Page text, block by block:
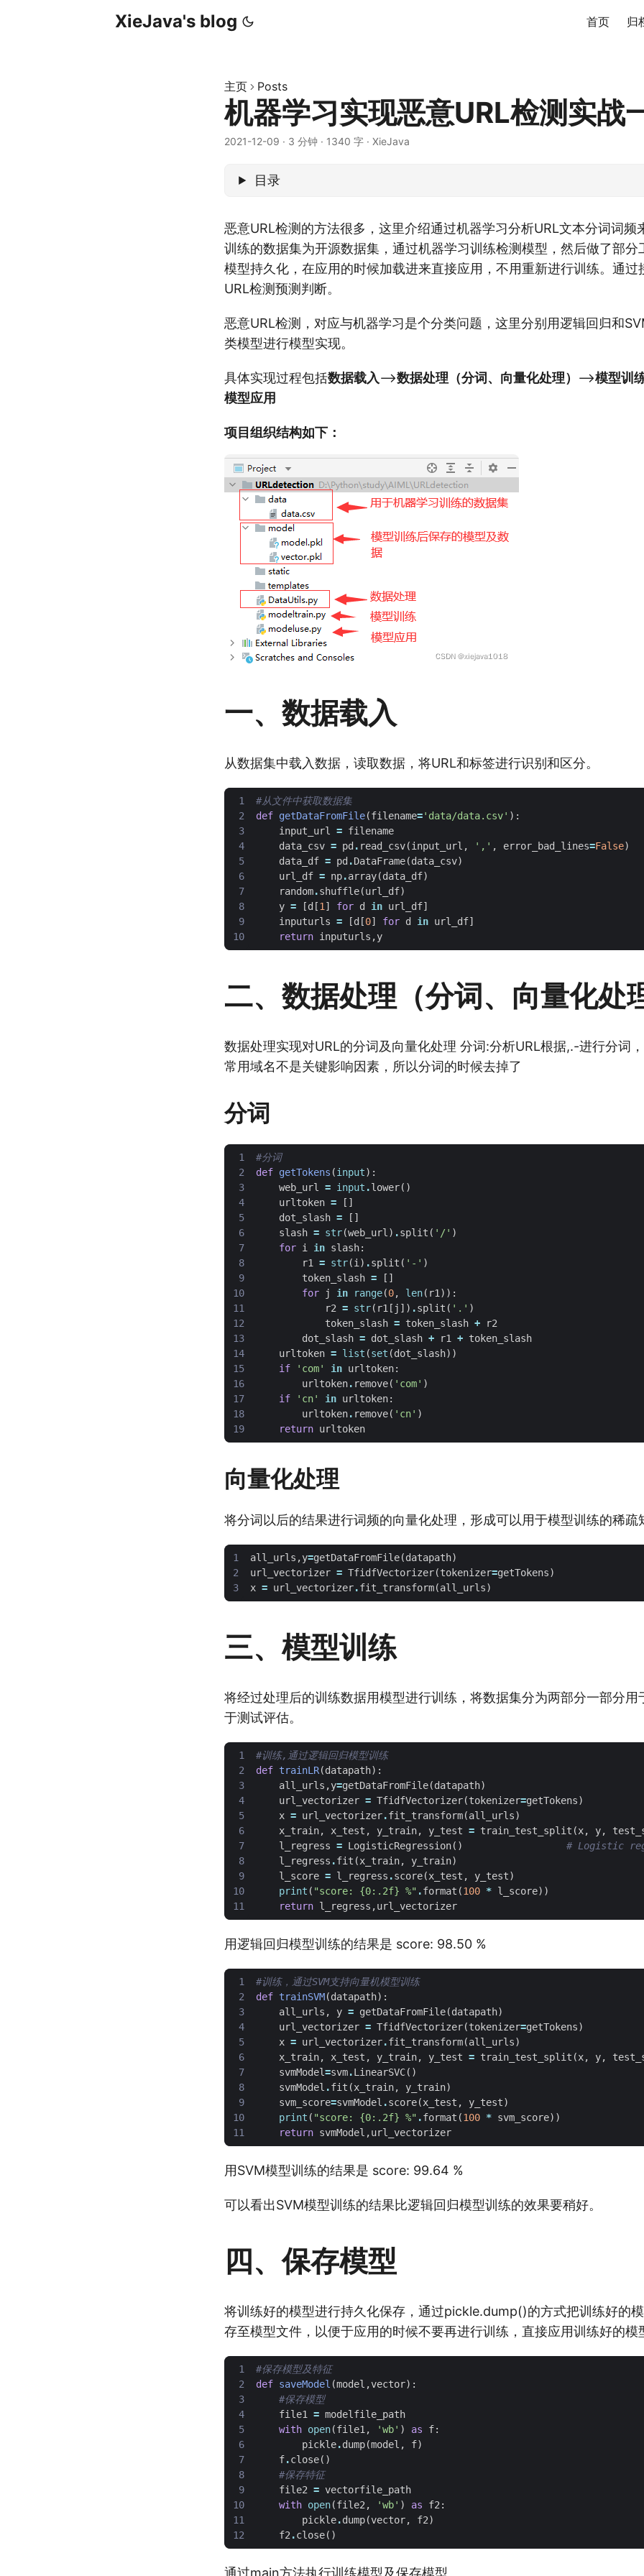
XieJava's blog 首页 归
主页 Posts
机器学习实现恶意URL检测实战
2021-12-09 · 3 分钟 · 1340 字 · XieJava
目录
恶意URL检测的方法很多，这里介绍通过机器学习分析URL文本分词词频
训练的数据集为开源数据集，通过机器学习训练检测模型，然后做了部分
模型持久化，在应用的时候加载进来直接应用，不用重新进行训练。通过
URL检测预测判断。
恶意URL检测，对应与机器学习是个分类问题，这里分别用逻辑回归和
类模型进行模型实现。
具体实现过程包括数据载入–>数据处理（分词、向量化处理） –>模型训
模型应用
项目组织结构如下：
一、数据载入
从数据集中载入数据，读取数据，将URL和标签进行识别和区分。
#从文件中获取数据集
def getDataFromFile(filename='data/data.csv' ):
input_url
= filename
data_csv = pd . read_csv(input_url , ',' , error_bad_lines=False)
data_df = pd .DataFrame(data_csv)
url_df = np.array(data_df)
random.shuffle(url_df)
y = [d [1 ] for d in url_df]
inputurls = [d [0] for d in url_df]
return inputurls ,y
二、数据处理（分词、向量化处
数据处理实现对URL的分词及向量化处理 分词:分析URL根据,.-进行分词
常用域名不是关键影响因素，所以分词的时候去掉了
分词
#分词
def getTokens (input):
web_url
= input .lower()
urltoken =
[]
dot_slash =
[]
slash = str(web_url ) .split ( '/' )
for i in slash:
r1
= str(i ) .split ( '-' )
token_slash =
[]
for
j in range(0, len( r1 )):
r2 = str( r1 [ j ]) .split ( '.' )
token_slash = token_slash +
r2
dot_slash = dot_slash + r1 + token_slash
urltoken = list (set (dot_slash))
if
'com' in urltoken:
urltoken. remove( 'com' )
if
'cn' in urltoken:
urltoken. remove( 'cn' )
return urltoken
向量化处理
将分词以后的结果进行词频的向量化处理，形成可以用于模型训练的稀疏
all_urls ,y=getDataFromFile(datapath)
url_vectorizer = TfidfVectorizer(tokenizer=getTokens)
x = url_vectorizer.fit_transform(all_urls)
三、模型训练
将经过处理后的训练数据用模型进行训练，将数据集分为两部分一部分用
于测试评估。
#训练,通过逻辑回归模型训练
def trainLR(datapath):
all_urls ,y=getDataFromFile(datapath)
url_vectorizer = TfidfVectorizer(tokenizer=getTokens)
x = url_vectorizer.fit_transform(all_urls)
x_train, x_test , y_train, y_test = train_test_split (x, y,
l_regress = LogisticRegression()
# Logistic
l_regress .fit (x_train, y_train)
l_score = l_regress .score(x_test , y_test)
print ( "score: {0:.2f} %" .format (100 * l_score))
return l_regress ,url_vectorizer
用逻辑回归模型训练的结果是 score: 98.50 %
#训练，通过SVM支持向量机模型训练
def trainSVM(datapath):
all_urls , y = getDataFromFile(datapath)
url_vectorizer = TfidfVectorizer(tokenizer=getTokens)
x = url_vectorizer.fit_transform(all_urls)
x_train, x_test , y_train, y_test = train_test_split (x, y,
svmModel=svm.LinearSVC()
svmModel .fit (x_train, y_train)
svm_score=svmModel .score(x_test , y_test)
print ( "score: {0:.2f} %" .format (100 * svm_score))
return svmModel ,url_vectorizer
用SVM模型训练的结果是 score: 99.64 %
可以看出SVM模型训练的结果比逻辑回归模型训练的效果要稍好。
四、保存模型
将训练好的模型进行持久化保存，通过pickle.dump()的方式把训练好的
存至模型文件，以便于应用的时候不要再进行训练，直接应用训练好的模
#保存模型及特征
def saveModel (model ,vector):
#保存模型
file1
= modelfile_path
with open(file1 , 'wb' ) as f:
pickle.dump(model , f)
f.close()
#保存特征
file2 = vectorfile_path
with open(file2 , 'wb' ) as f2 :
pickle.dump(vector, f2)
f2 .close()
通过main方法执行训练模型及保存模型